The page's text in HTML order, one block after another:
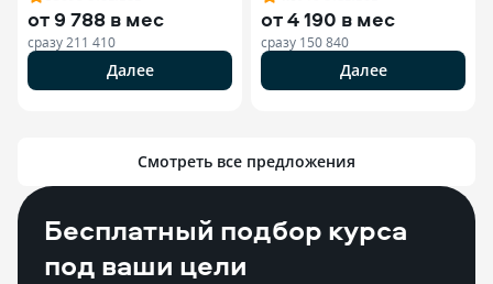
от9 788 в мес
сразу 211 410
Далее
от4 190 в мес
сразу 150 840
Далее
Смотреть все предложения
Бесплатный подбор курса
под ваши цели